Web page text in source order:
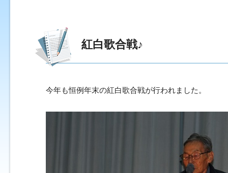
紅白歌合戦♪
今年も恒例年末の紅白歌合戦が行われました。